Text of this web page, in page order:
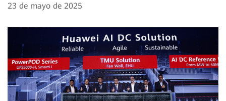
23 de mayo de 2025